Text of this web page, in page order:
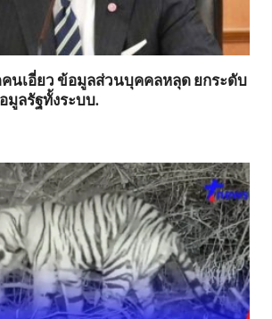
คนเอี่ยว ข้อมูลส่วนบุคคลหลุด ยกระดับ
ลรัฐทั้งระบบ.